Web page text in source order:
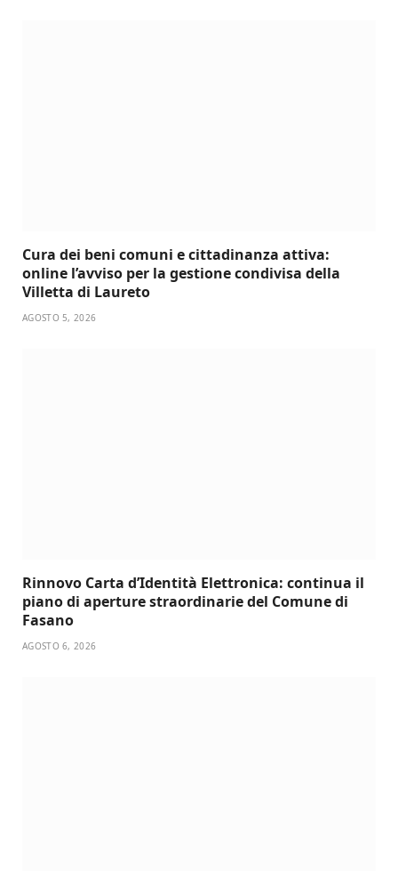
Cura dei beni comuni e cittadinanza attiva:
online l’avviso per la gestione condivisa della
Villetta di Laureto
AGOSTO 5, 2026
Rinnovo Carta d’Identità Elettronica: continua il
piano di aperture straordinarie del Comune di
Fasano
AGOSTO 6, 2026